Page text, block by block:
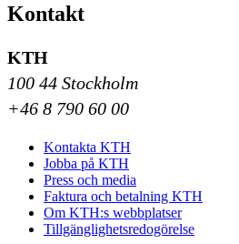
Kontakt
KTH
100 44 Stockholm
+46 8 790 60 00
Kontakta KTH
Jobba på KTH
Press och media
Faktura och betalning KTH
Om KTH:s webbplatser
Tillgänglighetsredogörelse